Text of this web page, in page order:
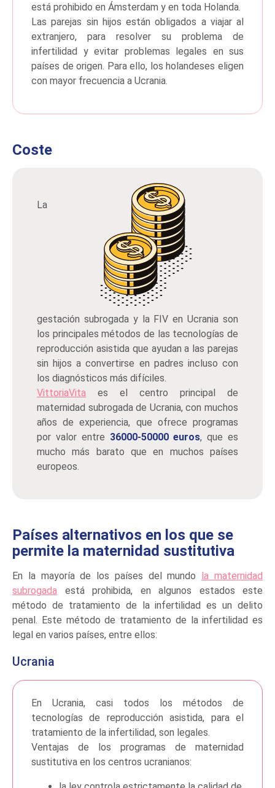
está prohibido en Ámsterdam y en toda Holanda.
Las parejas sin hijos están obligados a viajar al
extranjero, para resolver su problema de
infertilidad y evitar problemas legales en sus
países de origen. Para ello, los holandeses eligen
con mayor frecuencia a Ucrania.
Coste
La
gestación subrogada y la FIV en Ucrania son
los principales métodos de las tecnologías de
reproducción asistida que ayudan a las parejas
sin hijos a convertirse en padres incluso con
los diagnósticos más difíciles.
VittoriaVita es el centro principal de
maternidad subrogada de Ucrania, con muchos
años de experiencia, que ofrece programas
por valor entre 36000-50000 euros, que es
mucho más barato que en muchos países
europeos.
Países alternativos en los que se
permite la maternidad sustitutiva
En la mayoría de los países del mundo la maternidad
subrogada está prohibida, en algunos estados este
método de tratamiento de la infertilidad es un delito
penal. Este método de tratamiento de la infertilidad es
legal en varios países, entre ellos:
Ucrania
En Ucrania, casi todos los métodos de
tecnologías de reproducción asistida, para el
tratamiento de la infertilidad, son legales.
Ventajas de los programas de maternidad
sustitutiva en los centros ucranianos: